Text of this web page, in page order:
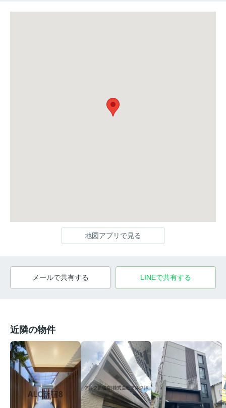
地図アプリで見る
メールで共有する LINEで共有する
近隣の物件